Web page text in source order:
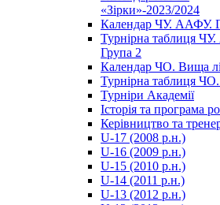
«Зірки»-2023/2024
Календар ЧУ. ААФУ.
Турнірна таблиця
Група 2
Календар ЧО. Вища
Турнірна таблиця
Турніри Академії
Історія та програма
Керівництво та
U-17 (2008 р.н.)
U-16 (2009 р.н.)
U-15 (2010 р.н.)
U-14 (2011 р.н.)
U-13 (2012 р.н.)